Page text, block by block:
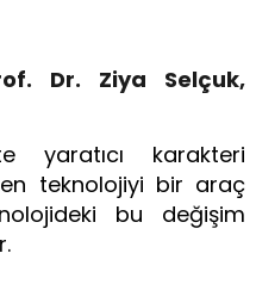
Dr. Ziya Selçuk,
yaratıcı karakteri
teknolojiyi bir araç
bu değişim